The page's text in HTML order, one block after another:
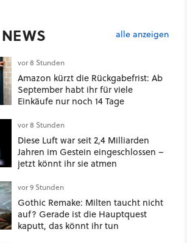
alle anzeigen
vor 8 Stunden
Amazon kürzt die Rückgabefrist: Ab
September habt ihr für viele
Einkäufe nur noch 14 Tage
vor 8 Stunden
Diese Luft war seit 2,4 Milliarden
Jahren im Gestein eingeschlossen –
jetzt könnt ihr sie atmen
vor 9 Stunden
Gothic Remake: Milten taucht nicht
auf? Gerade ist die Hauptquest
kaputt, das könnt ihr tun